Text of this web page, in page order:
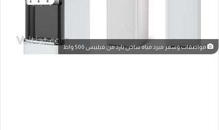
مواصفات وسعر مبرد مياه ساخن بارد من فيليبس 500 واط